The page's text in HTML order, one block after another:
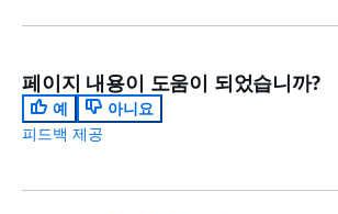
페이지 내용이 도움이 되었습니까?
예
아니요
피드백 제공